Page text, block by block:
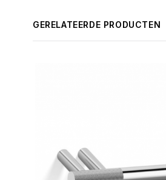
GERELATEERDE PRODUCTEN